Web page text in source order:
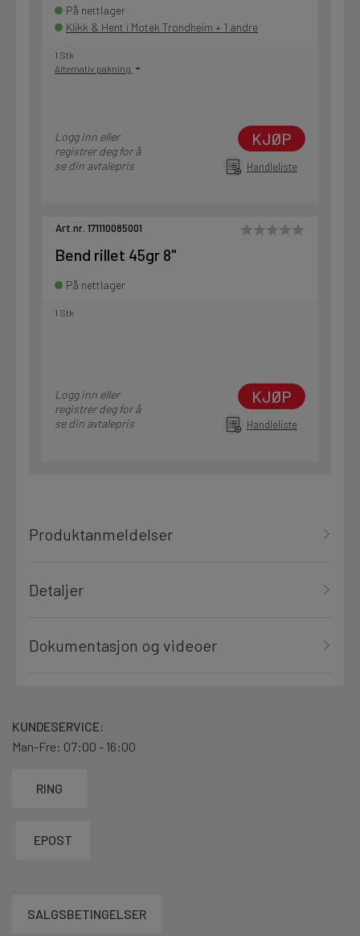
På nettlager
Klikk & Hent i Motek Trondheim + 1 andre
1 Stk
Alternativ pakning
Logg inn eller
registrer deg for å
se din avtalepris
KJØP
Handleliste
Art.nr. 171110085001
Bend rillet 45gr 8"
På nettlager
1 Stk
Logg inn eller
registrer deg for å
se din avtalepris
KJØP
Handleliste
Produktanmeldelser
Detaljer
Dokumentasjon og videoer
KUNDESERVICE:
Man-Fre: 07:00 - 16:00
RING
EPOST
SALGSBETINGELSER